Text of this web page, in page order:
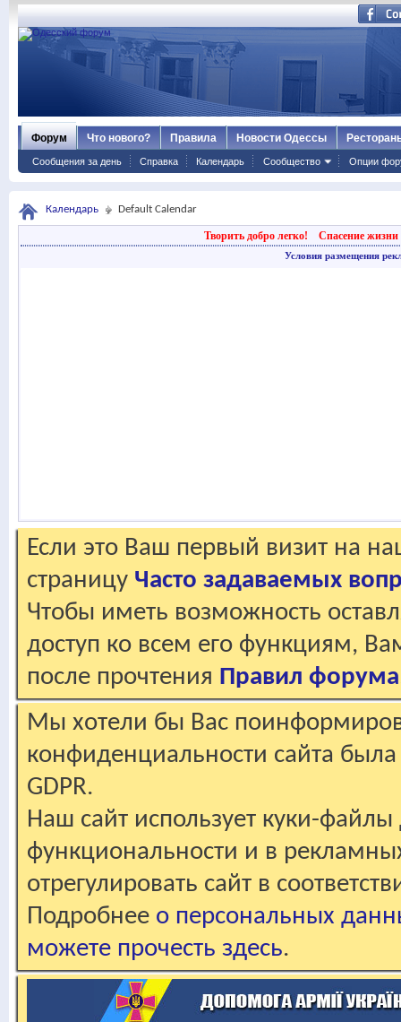
Форум
Сообщения за день Справка Календарь Сообщество Опции
Что нового? Правила Новости Одессы
Календарь Default Calendar
Творить добро легко! Спасение жизни
Условия размещения
Если это Ваш первый визит на
страницу Часто задаваемых
Чтобы иметь возможность
доступ ко всем его функциям,
после прочтения Правил форума
Мы хотели бы Вас
конфиденциальности сайта
GDPR.
Наш сайт использует куки-файлы
функциональности и в
отрегулировать сайт в
Подробнее о персональных
можете прочесть здесь.